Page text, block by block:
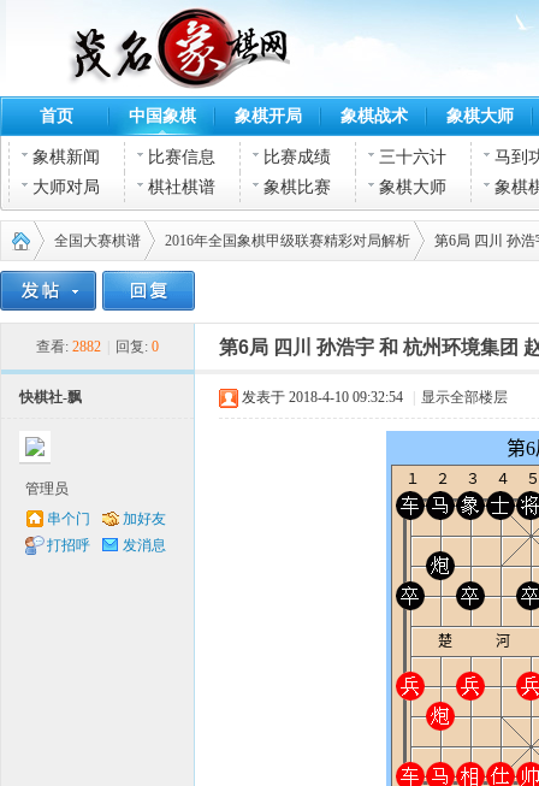
首页 中国象棋 象棋开局 象棋战术 象棋大师
象棋新闻 比赛信息 比赛成绩 三十六计
马到
大师对局
棋社棋谱 象棋比赛 象棋大师 象棋
全国大赛棋谱
›
2016年全国象棋甲级联赛精彩对局解析
›
第6局 四川 孙
查看: 2882 回复: 0 第6局 四川 孙浩宇 和 杭州环境集团
快棋社-飘
管理员
串个门
加好友
打招呼
发消息
发表于 2018-4-10 09:32:54 显示全部楼层